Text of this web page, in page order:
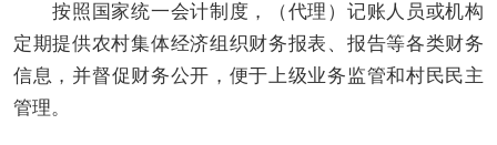
按照国家统一会计制度，（代理）记账人员或机构
定期提供农村集体经济组织财务报表、报告等各类财务
信息 ， 并督促财务公开，便于上级业务监管和村民民主
管理。